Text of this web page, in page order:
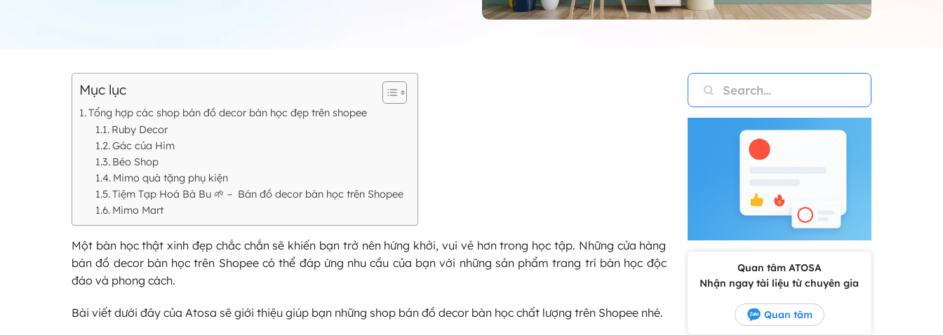
Mục lục
Tổng hợp các shop bán đồ decor bàn học đẹp trên shopee
Ruby Decor
Gác của Him
Béo Shop
Mimo quà tặng phụ kiện
Tiệm Tạp Hoá Bà Bu 🌱 – Bán đồ decor bàn học trên Shopee
Mimo Mart
Một bàn học thật xinh đẹp chắc chắn sẽ khiến bạn trở nên hứng khởi, vui vẻ hơn trong học tập. Những cửa hàng
bán đồ decor bàn học trên Shopee có thể đáp ứng nhu cầu của bạn với những sản phẩm trang trí bàn học độc
đáo và phong cách.
Bài viết dưới đây của Atosa sẽ giới thiệu giúp bạn những shop bán đồ decor bàn học chất lượng trên Shopee nhé.
Quan tâm ATOSA
Nhận ngay tài liệu từ chuyên gia
Quan tâm